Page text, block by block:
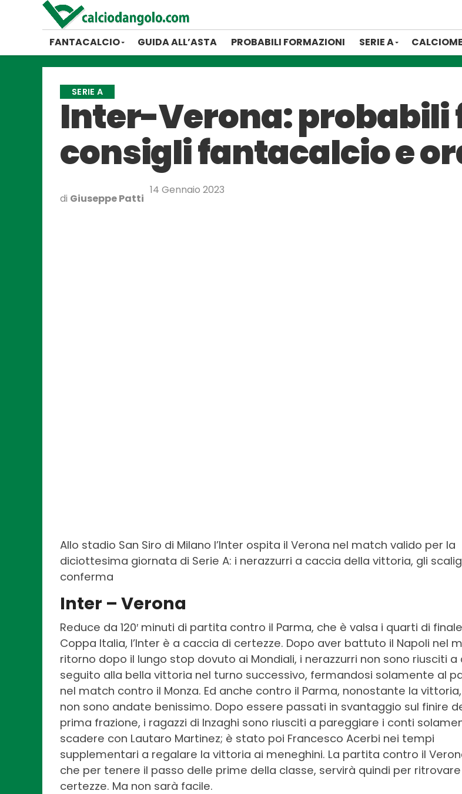
FANTACALCIO GUIDA ALL’ASTA PROBABILI FORMAZIONI SERIE A
SERIE A
Inter-Verona: probabili
consigli fantacalcio e
di Giuseppe Patti
14 Gennaio 2023
Allo stadio San Siro di Milano l’Inter ospita il Verona nel match valido per la
diciottesima giornata di Serie A: i nerazzurri a caccia della vittoria, gli
conferma
Inter – Verona
Reduce da 120′ minuti di partita contro il Parma, che è valsa i quarti di
Coppa Italia, l’Inter è a caccia di certezze. Dopo aver battuto il Napoli nel
ritorno dopo il lungo stop dovuto ai Mondiali, i nerazzurri non sono riusciti a
seguito alla bella vittoria nel turno successivo, fermandosi solamente al
nel match contro il Monza. Ed anche contro il Parma, nonostante la
non sono andate benissimo. Dopo essere passati in svantaggio sul finire
prima frazione, i ragazzi di Inzaghi sono riusciti a pareggiare i conti
scadere con Lautaro Martinez; è stato poi Francesco Acerbi nei tempi
supplementari a regalare la vittoria ai meneghini. La partita contro il
che per tenere il passo delle prime della classe, servirà quindi per ritrovare
certezze. Ma non sarà facile.